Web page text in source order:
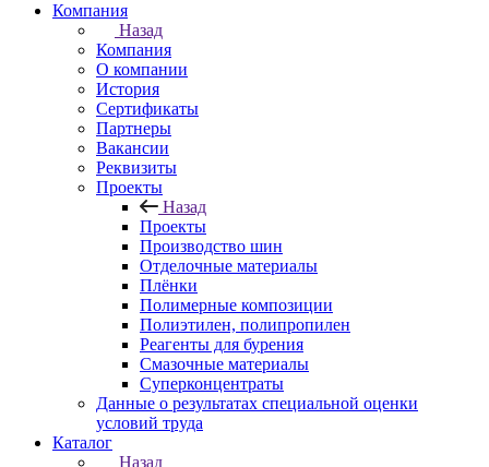
Компания
Назад
Компания
О компании
История
Сертификаты
Партнеры
Вакансии
Реквизиты
Проекты
Назад
Проекты
Производство шин
Отделочные материалы
Плёнки
Полимерные композиции
Полиэтилен, полипропилен
Реагенты для бурения
Смазочные материалы
Суперконцентраты
Данные о результатах специальной оценки
условий труда
Каталог
Назад